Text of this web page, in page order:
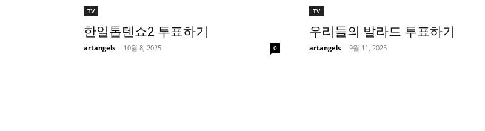
TV
한일톱텐쇼2 투표하기
artangels - 10월 8, 2025 0
TV
우리들의 발라드 투표하기
artangels - 9월 11, 2025